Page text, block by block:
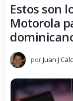
Estos son
Motorola
porJuan J